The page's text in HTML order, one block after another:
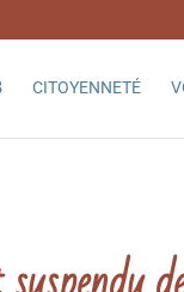
CITOYENNETÉ